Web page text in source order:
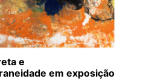
e
em exposição